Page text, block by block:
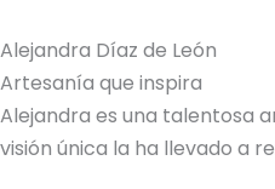
Alejandra Díaz de León
Artesanía que inspira
Alejandra es una talentosa
visión única la ha llevado a